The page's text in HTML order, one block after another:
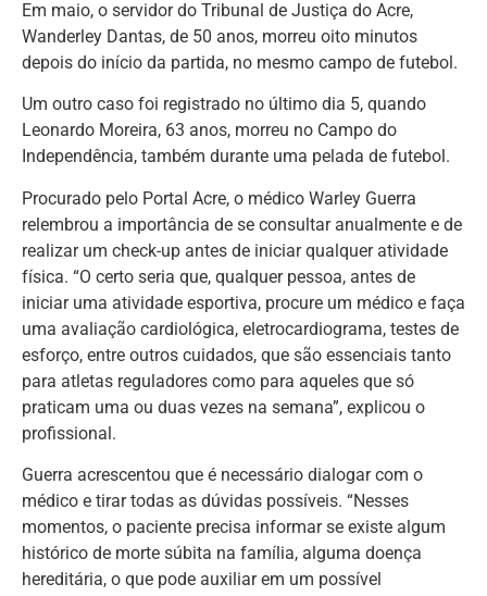
Em maio, o servidor do Tribunal de Justiça do Acre,
Wanderley Dantas, de 50 anos, morreu oito minutos
depois do início da partida, no mesmo campo de futebol.
Um outro caso foi registrado no último dia 5, quando
Leonardo Moreira, 63 anos, morreu no Campo do
Independência, também durante uma pelada de futebol.
Procurado pelo Portal Acre, o médico Warley Guerra
relembrou a importância de se consultar anualmente e de
realizar um check-up antes de iniciar qualquer atividade
física. “O certo seria que, qualquer pessoa, antes de
iniciar uma atividade esportiva, procure um médico e faça
uma avaliação cardiológica, eletrocardiograma, testes de
esforço, entre outros cuidados, que são essenciais tanto
para atletas reguladores como para aqueles que só
praticam uma ou duas vezes na semana”, explicou o
profissional.
Guerra acrescentou que é necessário dialogar com o
médico e tirar todas as dúvidas possíveis. “Nesses
momentos, o paciente precisa informar se existe algum
histórico de morte súbita na família, alguma doença
hereditária, o que pode auxiliar em um possível